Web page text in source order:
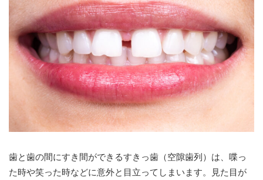
歯と歯の間にすき間ができるすきっ歯（空隙歯列）は、喋っ
た時や笑った時などに意外と目立ってしまいます。見た目が